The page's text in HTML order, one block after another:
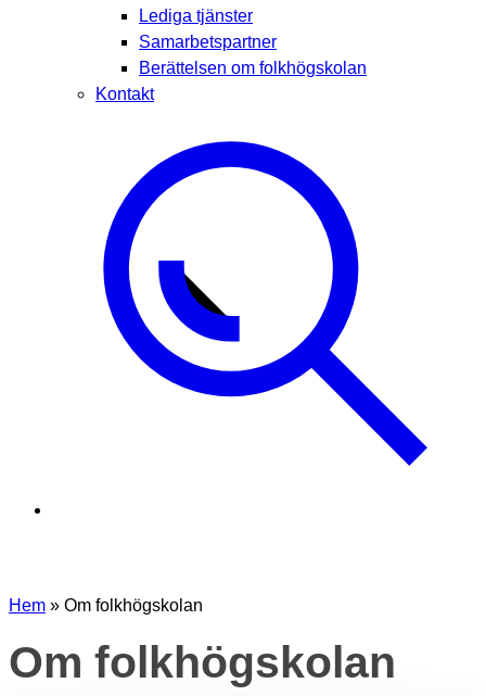
Lediga tjänster
Samarbetspartner
Berättelsen om folkhögskolan
Kontakt
Hem » Om folkhögskolan
Om folkhögskolan